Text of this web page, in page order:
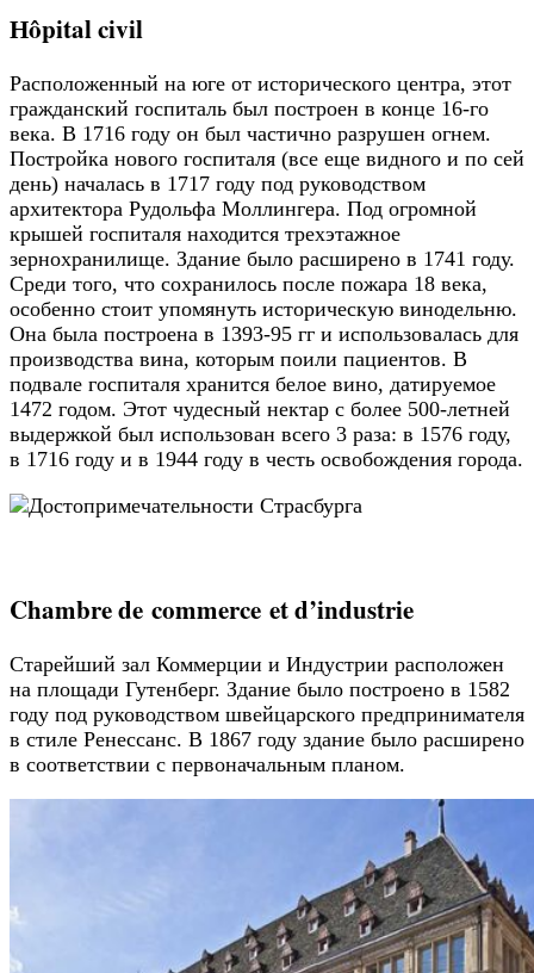
Нôpital civil
Расположенный на юге от исторического центра, этот
гражданский госпиталь был построен в конце 16-го
века. В 1716 году он был частично разрушен огнем.
Постройка нового госпиталя (все еще видного и по сей
день) началась в 1717 году под руководством
архитектора Рудольфа Моллингера. Под огромной
крышей госпиталя находится трехэтажное
зернохранилище. Здание было расширено в 1741 году.
Среди того, что сохранилось после пожара 18 века,
особенно стоит упомянуть историческую винодельню.
Она была построена в 1393-95 гг и использовалась для
производства вина, которым поили пациентов. В
подвале госпиталя хранится белое вино, датируемое
1472 годом. Этот чудесный нектар с более 500-летней
выдержкой был использован всего 3 раза: в 1576 году,
в 1716 году и в 1944 году в честь освобождения города.
Chambre de commerce et d’industrie
Старейший зал Коммерции и Индустрии расположен
на площади Гутенберг. Здание было построено в 1582
году под руководством швейцарского предпринимателя
в стиле Ренессанс. В 1867 году здание было расширено
в соответствии с первоначальным планом.